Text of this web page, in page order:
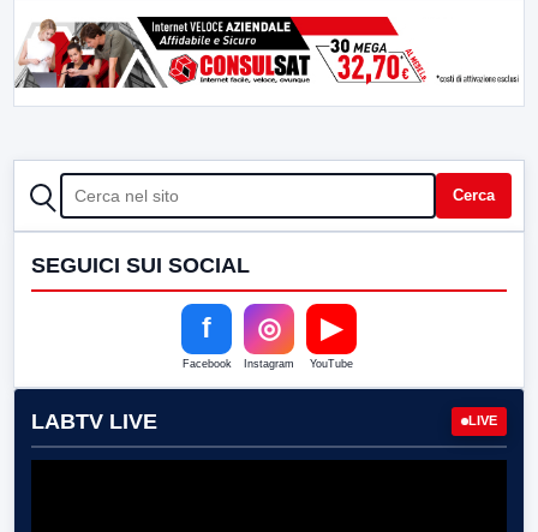
CERCA Cerca
SEGUICI SUI SOCIAL
f
Facebook
◎
Instagram
▶
YouTube
LABTV LIVE LIVE